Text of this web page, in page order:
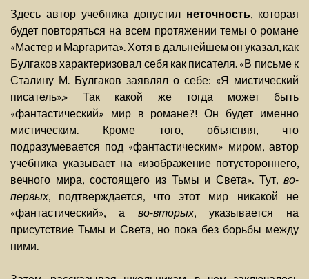
Здесь автор учебника допустил неточность, которая
будет повторяться на всем протяжении темы о романе
«Мастер и Маргарита». Хотя в дальнейшем он указал, как
Булгаков характеризовал себя как писателя. «В письме к
Сталину М. Булгаков заявлял о себе: «Я мистический
писатель».» Так какой же тогда может быть
«фантастический» мир в романе?! Он будет именно
мистическим. Кроме того, объясняя, что
подразумевается под «фантастическим» миром, автор
учебника указывает на «изображение потустороннего,
вечного мира, состоящего из Тьмы и Света». Тут, во-
первых, подтверждается, что этот мир никакой не
«фантастический», а во-вторых, указывается на
присутствие Тьмы и Света, но пока без борьбы между
ними.